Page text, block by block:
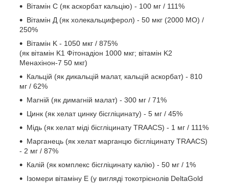
Вітамін C (як аскорбат кальцію) - 100 мг / 111%
Вітамін Д (як холекальциферол) - 50 мкг (2000 МО) /
250%
Вітамін K - 1050 мкг / 875%
(як вітамін K1 Фітонадіон 1000 мкг; вітамін K2
Менахінон-7 50 мкг)
Кальцій (як дикальцій малат, кальцій аскорбат) - 810
мг / 62%
Магній (як димагній малат) - 300 мг / 71%
Цинк (як хелат цинку бісгліцинату) - 5 мг / 45%
Мідь (як хелат міді бісгліцинату TRAACS) - 1 мг / 111%
Марганець (як хелат марганцю бісгліцинату TRAACS)
- 2 мг / 87%
Калій (як комплекс бісгліцинату калію) - 50 мг / 1%
Ізомери вітаміну Е (у вигляді токотрієнолів DeltaGold